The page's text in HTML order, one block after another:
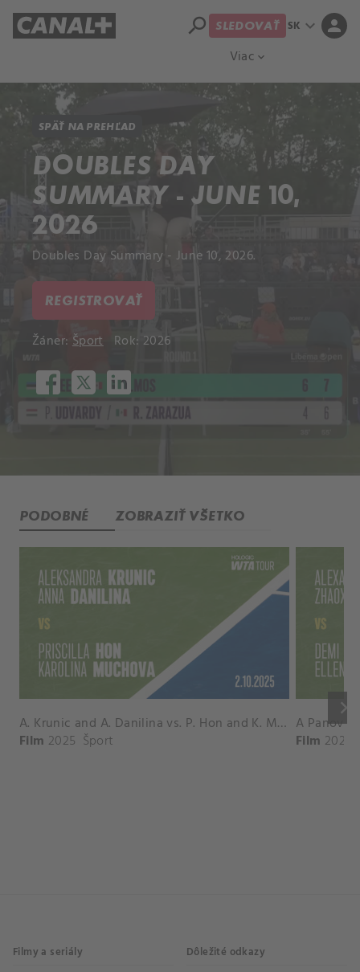
Viac expand_more
search SLEDOVAŤ SK expand_more person
SPÄŤ NA PREHĽAD
DOUBLES DAY
SUMMARY - JUNE 10,
2026
Doubles Day Summary - June 10, 2026.
REGISTROVAŤ
Žáner: Šport Rok: 2026
PODOBNÉ ZOBRAZIŤ VŠETKO
keyboard_arrow_right
A. Krunic and A. Danilina vs. P. Hon and K. Muchova Match Highlights - BEIJING_Capital Group Diamond ( October 02, 2025)
Film 2025 Šport Film 2026
Filmy a seriály Dôležité odkazy